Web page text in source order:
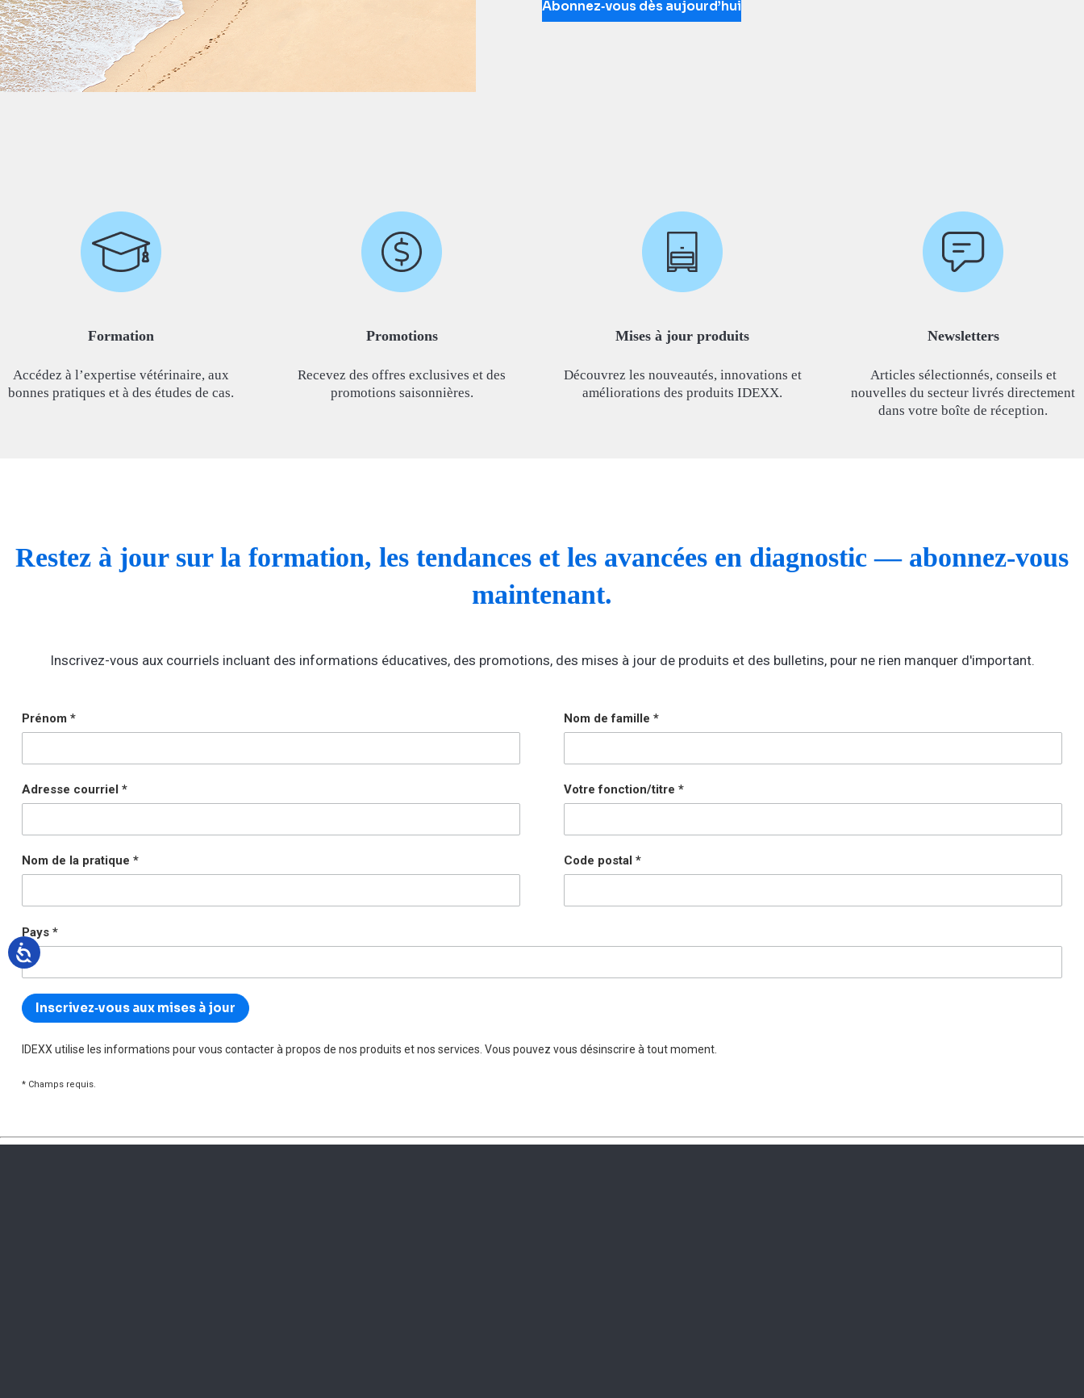
Abonnez‑vous dès aujourd’hui
Formation
Accédez à l’expertise vétérinaire, aux
bonnes pratiques et à des études de cas.
Promotions
Recevez des offres exclusives et des
promotions saisonnières.
Mises à jour produits
Découvrez les nouveautés, innovations et
améliorations des produits IDEXX.
Newsletters
Articles sélectionnés, conseils et
nouvelles du secteur livrés directement
dans votre boîte de réception.
Restez à jour sur la formation, les tendances et les avancées en diagnostic — abonnez‑vous
maintenant.
Inscrivez-vous aux courriels incluant des informations éducatives, des promotions, des mises à jour de produits et des bulletins, pour ne rien manquer d'important.